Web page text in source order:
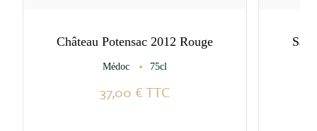
Château Potensac 2012 Rouge
Médoc 75cl
37,00 €TTC